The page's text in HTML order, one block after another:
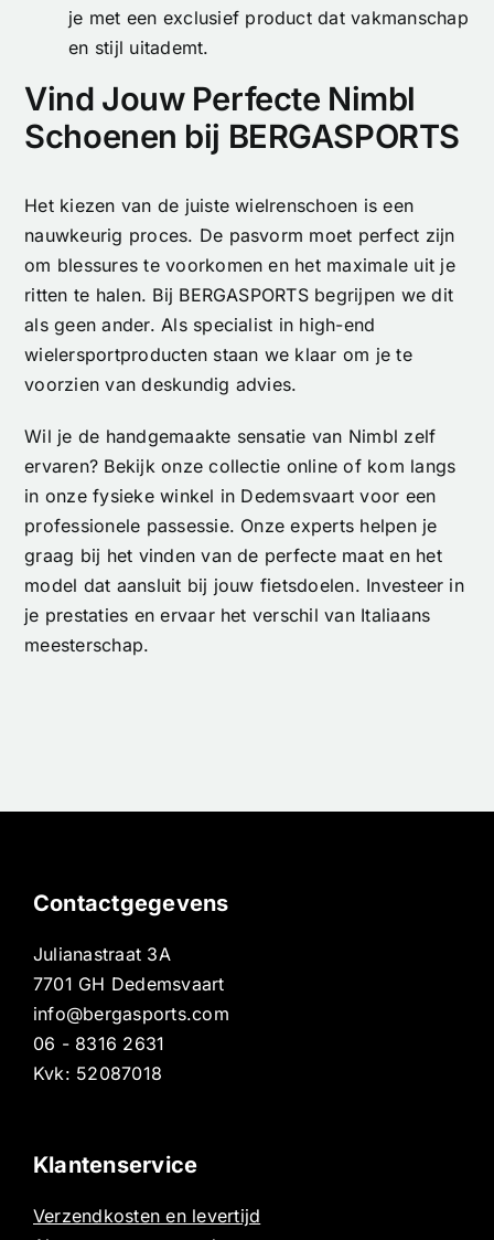
je met een exclusief product dat vakmanschap
en stijl uitademt.
Vind Jouw Perfecte Nimbl
Schoenen bij BERGASPORTS
Het kiezen van de juiste wielrenschoen is een
nauwkeurig proces. De pasvorm moet perfect zijn
om blessures te voorkomen en het maximale uit je
ritten te halen. Bij BERGASPORTS begrijpen we dit
als geen ander. Als specialist in high-end
wielersportproducten staan we klaar om je te
voorzien van deskundig advies.
Wil je de handgemaakte sensatie van Nimbl zelf
ervaren? Bekijk onze collectie online of kom langs
in onze fysieke winkel in Dedemsvaart voor een
professionele passessie. Onze experts helpen je
graag bij het vinden van de perfecte maat en het
model dat aansluit bij jouw fietsdoelen. Investeer in
je prestaties en ervaar het verschil van Italiaans
meesterschap.
Contactgegevens
Julianastraat 3A
7701 GH Dedemsvaart
info@bergasports.com
06 - 8316 2631
Kvk: 52087018
Klantenservice
Verzendkosten en levertijd